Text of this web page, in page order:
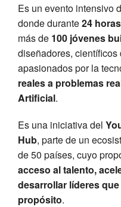
Es un evento intensivo
donde durante24
más de 100 jóvenes
diseñadores,
apasionados por la
reales a problemas
Artificial.
Es una iniciativa del
Hub, parte de un
de 50 países, cuyo
acceso al talento,
desarrollar líderes
propósito.